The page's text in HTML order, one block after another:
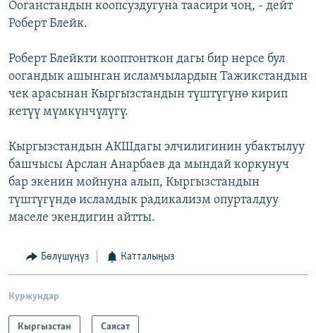
Ооганстандын коопсуздугуна таасири чоң, - дейт
Роберт Блейк.
Роберт Блейкти кооптонткон дагы бир нерсе бул
оогандык ашынган исламчылардын Тажикстандын
чек арасынан Кыргызстандын түштүгүнө кирип
кетүү мүмкүнчүлүгү.
Кыргызстандын АКШдагы элчилигинин убактылуу
башчысы Арслан Анарбаев да мындай коркунуч
бар экенин мойнуна алып, Кыргызстандын
түштүгүндө исламдык радикализм опурталдуу
маселе экендигин айтты.
Бөлүшүңүз Катталыңыз
Куржундар
Кыргызстан Саясат